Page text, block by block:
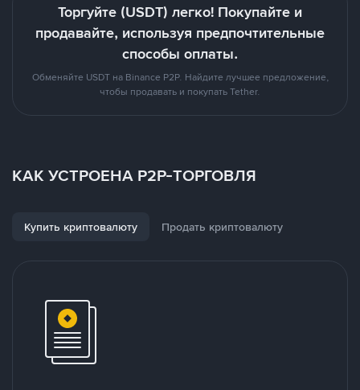
Торгуйте (USDT) легко! Покупайте и
продавайте, используя предпочтительные
способы оплаты.
Обменяйте USDT на Binance P2P. Найдите лучшее предложение,
чтобы продавать и покупать Tether.
КАК УСТРОЕНА P2P-ТОРГОВЛЯ
Купить криптовалюту Продать криптовалюту